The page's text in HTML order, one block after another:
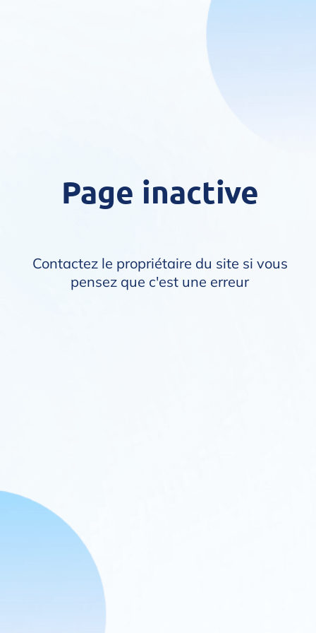
Page inactive
Contactez le propriétaire du site si vous
pensez que c'est une erreur